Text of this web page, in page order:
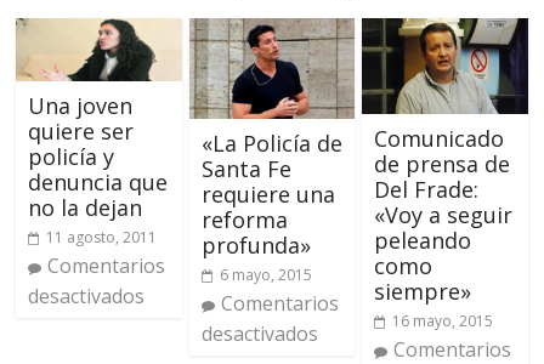
Una joven
quiere ser
policía y
denuncia que
no la dejan
11 agosto, 2011
Comentarios
desactivados
«La Policía de
Santa Fe
requiere una
reforma
profunda»
6 mayo, 2015
Comentarios
desactivados
Comunicado
de prensa de
Del Frade:
«Voy a seguir
peleando
como
siempre»
16 mayo, 2015
Comentarios